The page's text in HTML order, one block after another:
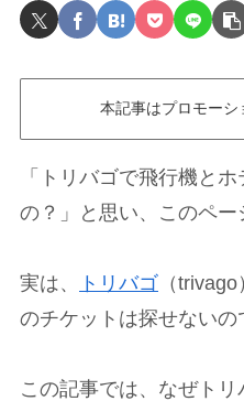
本記事はプロモーシ
「トリバゴで飛行機と
の？」と思い、このペー
実は、 トリバゴ （
のチケットは探せないの
この記事では、なぜト